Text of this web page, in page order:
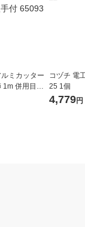
ミカッター
1m 併用目盛
個
コヅチ 電
25 1個
4,779円